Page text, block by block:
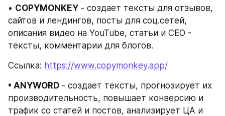
• COPYMONKEY - создает тексты для отзывов,
сайтов и лендингов, посты для соц.сетей,
описания видео на YouTube, статьи и СЕО -
тексты, комментарии для блогов.
Ссылка: https://www.copymonkey.app/
• ANYWORD - создает тексты, прогнозирует их
производительность, повышает конверсию и
трафик со статей и постов, анализирует ЦА и